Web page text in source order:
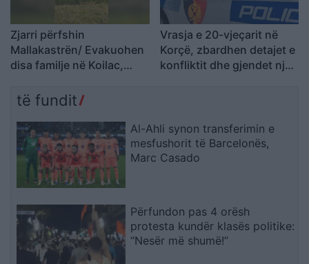
Zjarri përfshin
Mallakastrën/ Evakuohen
disa familje në Koilac,
banesave
Vrasja e 20-vjeçarit në
Korçë, zbardhen detajet e
konfliktit dhe gjendet një
të fundit
Al-Ahli synon transferimin e
mesfushorit të Barcelonës,
Marc Casado
Përfundon pas 4 orësh
protesta kundër klasës politike:
“Nesër më shumë!”